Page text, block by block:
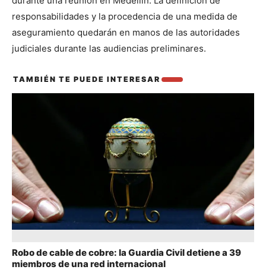
responsabilidades y la procedencia de una medida de
aseguramiento quedarán en manos de las autoridades
judiciales durante las audiencias preliminares.
TAMBIÉN TE PUEDE INTERESAR
También te puede interesar
Robo de cable de cobre: la Guardia Civil detiene a 39
miembros de una red internacional